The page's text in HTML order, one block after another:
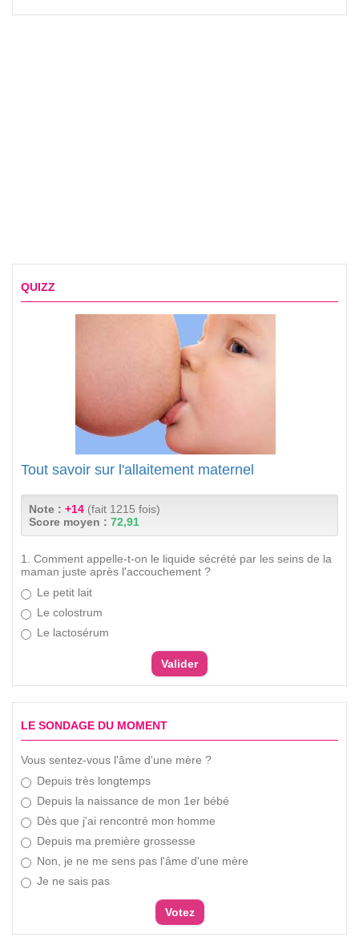
QUIZZ
Tout savoir sur l'allaitement maternel
Note : +14 (fait 1215 fois)
Score moyen : 72,91
1. Comment appelle-t-on le liquide sécrété par les seins de la
maman juste après l'accouchement ?
Le petit lait
Le colostrum
Le lactosérum
LE SONDAGE DU MOMENT
Vous sentez-vous l'âme d'une mère ?
Depuis très longtemps
Depuis la naissance de mon 1er bébé
Dès que j'ai rencontré mon homme
Depuis ma première grossesse
Non, je ne me sens pas l'âme d'une mère
Je ne sais pas